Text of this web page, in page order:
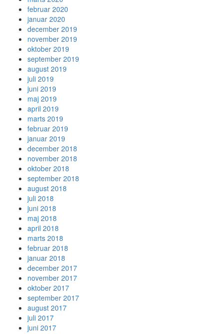
februar 2020
januar 2020
december 2019
november 2019
oktober 2019
september 2019
august 2019
juli 2019
juni 2019
maj 2019
april 2019
marts 2019
februar 2019
januar 2019
december 2018
november 2018
oktober 2018
september 2018
august 2018
juli 2018
juni 2018
maj 2018
april 2018
marts 2018
februar 2018
januar 2018
december 2017
november 2017
oktober 2017
september 2017
august 2017
juli 2017
juni 2017